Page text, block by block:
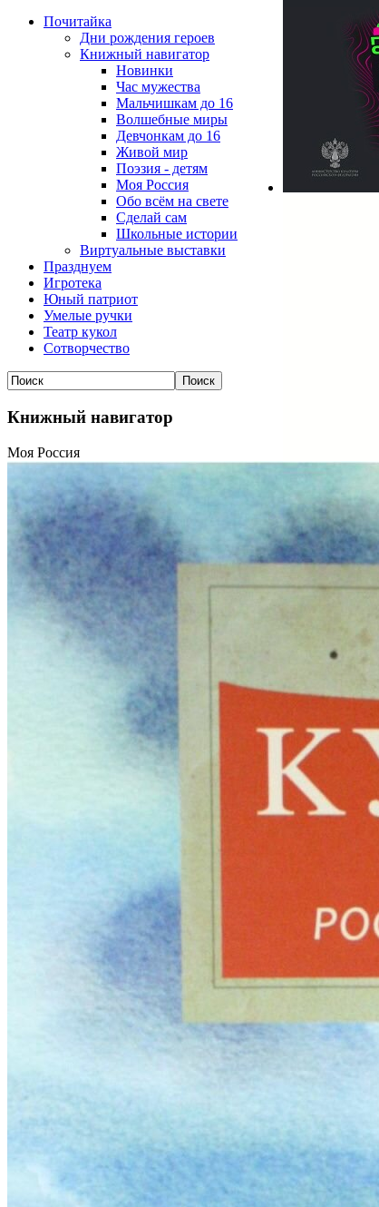
Почитайка
Дни рождения героев
Книжный навигатор
Новинки
Час мужества
Мальчишкам до 16
Волшебные миры
Девчонкам до 16
Живой мир
Поэзия - детям
Моя Россия
Обо всём на свете
Сделай сам
Школьные истории
Виртуальные выставки
Празднуем
Игротека
Юный патриот
Умелые ручки
Театр кукол
Сотворчество
Книжный навигатор
Моя Россия